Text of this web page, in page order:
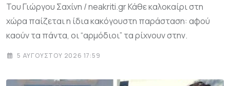
Του Γιώργου Σαχίνη / neakriti.gr Κάθε καλοκαίρι στη
χώρα παίζεται η ίδια κακόγουστη παράσταση: αφού
καούν τα πάντα, οι “αρμόδιοι” τα ρίχνουν στην.
5 ΑΥΓΟΎΣΤΟΥ 2026 17:59